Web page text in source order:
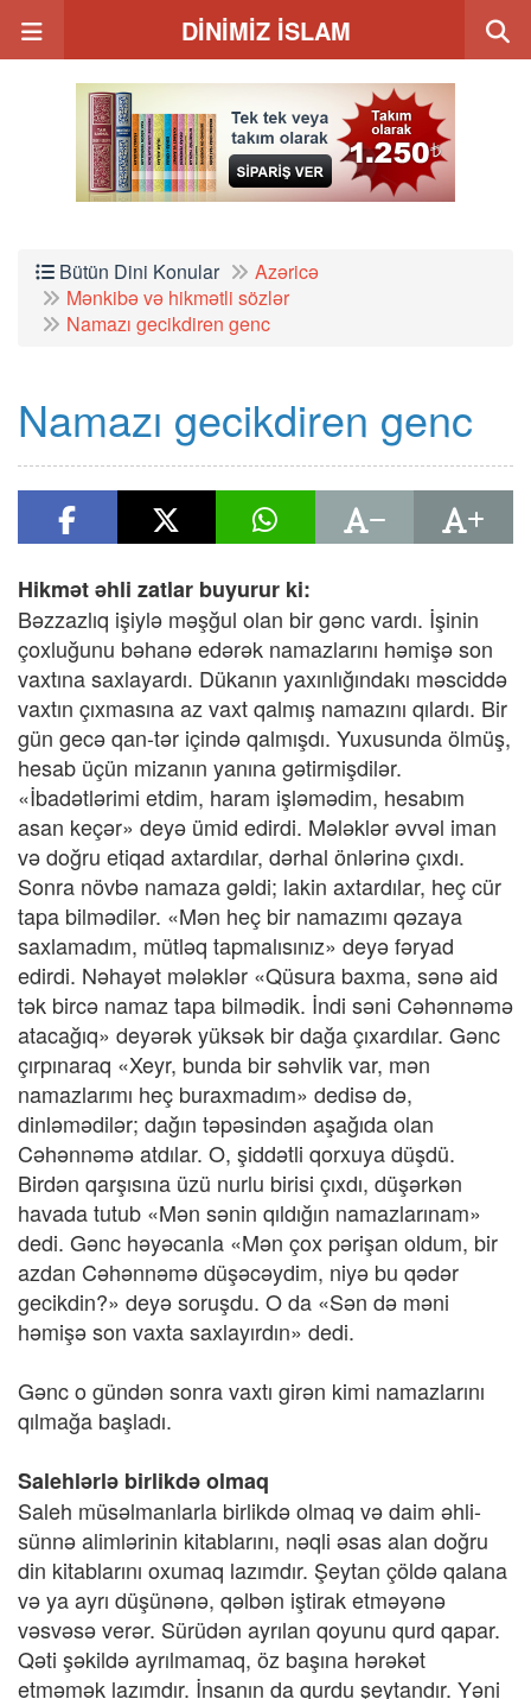
DİNİMİZ İSLAM
Bütün Dini Konular
Azəricə
Mənkibə və hikmətli sözlər
Namazı gecikdiren genc
Namazı gecikdiren genc
Hikmət əhli zatlar buyurur ki:
Bəzzazlıq işiylə məşğul olan bir gənc vardı. İşinin
çoxluğunu bəhanə edərək namazlarını həmişə son
vaxtına saxlayardı. Dükanın yaxınlığındakı məsciddə
vaxtın çıxmasına az vaxt qalmış namazını qılardı. Bir
gün gecə qan-tər içində qalmışdı. Yuxusunda ölmüş,
hesab üçün mizanın yanına gətirmişdilər.
«İbadətlərimi etdim, haram işləmədim, hesabım
asan keçər» deyə ümid edirdi. Mələklər əvvəl iman
və doğru etiqad axtardılar, dərhal önlərinə çıxdı.
Sonra növbə namaza gəldi; lakin axtardılar, heç cür
tapa bilmədilər. «Mən heç bir namazımı qəzaya
saxlamadım, mütləq tapmalısınız» deyə fəryad
edirdi. Nəhayət mələklər «Qüsura baxma, sənə aid
tək bircə namaz tapa bilmədik. İndi səni Cəhənnəmə
atacağıq» deyərək yüksək bir dağa çıxardılar. Gənc
çırpınaraq «Xeyr, bunda bir səhvlik var, mən
namazlarımı heç buraxmadım» dedisə də,
dinləmədilər; dağın təpəsindən aşağıda olan
Cəhənnəmə atdılar. O, şiddətli qorxuya düşdü.
Birdən qarşısına üzü nurlu birisi çıxdı, düşərkən
havada tutub «Mən sənin qıldığın namazlarınam»
dedi. Gənc həyəcanla «Mən çox pərişan oldum, bir
azdan Cəhənnəmə düşəcəydim, niyə bu qədər
gecikdin?» deyə soruşdu. O da «Sən də məni
həmişə son vaxta saxlayırdın» dedi.
Gənc o gündən sonra vaxtı girən kimi namazlarını
qılmağa başladı.
Salehlərlə birlikdə olmaq
Saleh müsəlmanlarla birlikdə olmaq və daim əhli-
sünnə alimlərinin kitablarını, nəqli əsas alan doğru
din kitablarını oxumaq lazımdır. Şeytan çöldə qalana
və ya ayrı düşünənə, qəlbən iştirak etməyənə
vəsvəsə verər. Sürüdən ayrılan qoyunu qurd qapar.
Qəti şəkildə ayrılmamaq, öz başına hərəkət
etməmək lazımdır. İnsanın da qurdu şeytandır. Yəni